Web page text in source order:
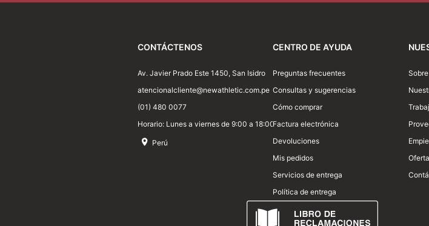
Enviar comentario
CONTÁCTENOS
Av. Javier Prado Este 1450, San Isidro
atencionalcliente@newathletic.com.pe
(01) 480 0077
Horario: Lunes a viernes de 9:00 a 18:00
Perú
CENTRO DE AYUDA
Preguntas frecuentes
Consultas y sugerencias
Cómo comprar
Factura electrónica
Devoluciones
Mis pedidos
Servicios de entrega
Política de entrega